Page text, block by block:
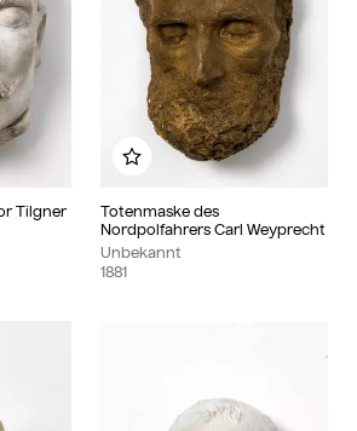
Tilgner
hinzufügen
Totenmaske des
Nordpolfahrers Carl Weyprecht
Unbekannt
1881
Zu meinem Album